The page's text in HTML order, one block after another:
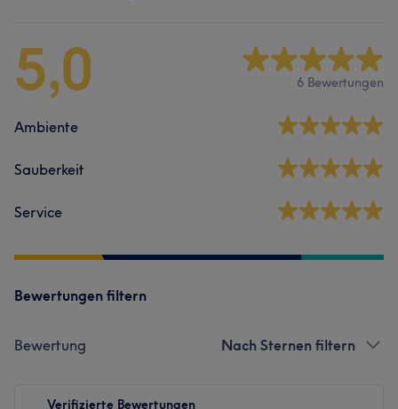
5,0 6 Bewertungen
Ambiente
Sauberkeit
Service
Bewertungen filtern
Bewertung Nach Sternen filtern
Verifizierte Bewertungen